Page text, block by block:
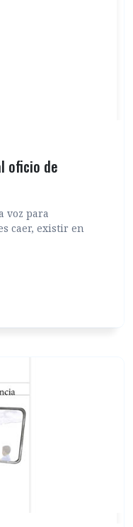
oficio de
voz para
caer, existir en